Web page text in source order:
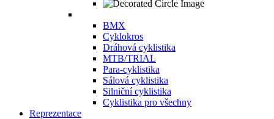
BMX
Cyklokros
Dráhová cyklistika
MTB/TRIAL
Para-cyklistika
Sálová cyklistika
Silniční cyklistika
Cyklistika pro všechny
Reprezentace